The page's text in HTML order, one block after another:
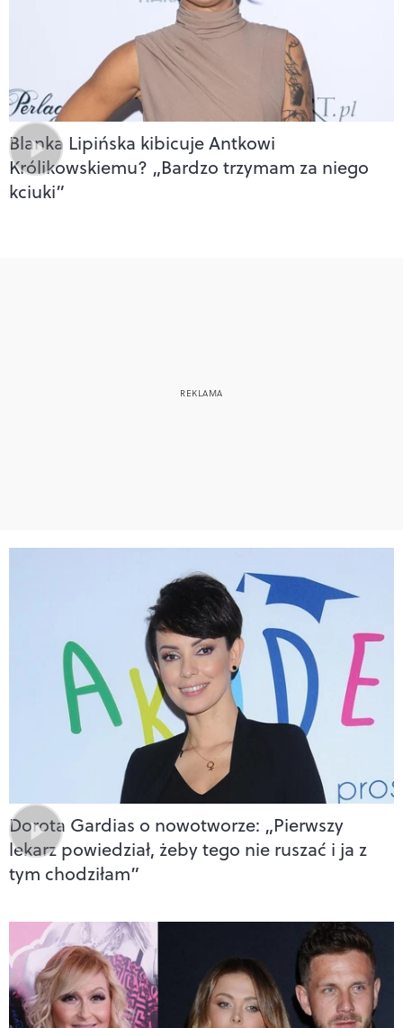
Blanka Lipińska kibicuje Antkowi
Królikowskiemu? „Bardzo trzymam za niego
kciuki”
Dorota Gardias o nowotworze: „Pierwszy
lekarz powiedział, żeby tego nie ruszać i ja z
tym chodziłam”